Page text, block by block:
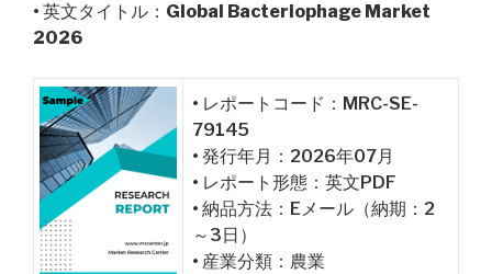
• 英文タイトル： Global Bacteriophage Market
2026
• レポートコード：MRC-SE-
79145
• 発行年月：2026年07月
• レポート形態：英文PDF
• 納品方法：Eメール（納期：2
～3日）
• 産業分類：農業